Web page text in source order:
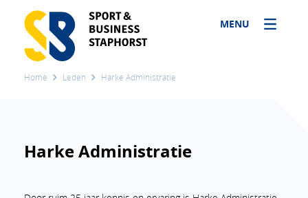
MENU
Home Leden Harke Administratie
Harke Administratie